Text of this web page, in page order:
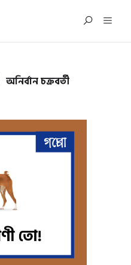
অনির্বান চক্রবর্তী